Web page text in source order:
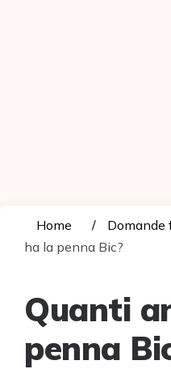
Home Domande
ha la penna Bic?
Quanti
penna